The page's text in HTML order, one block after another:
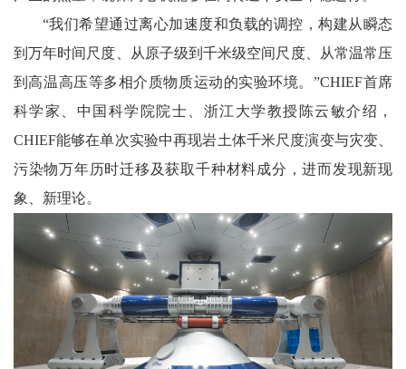
“我们希望通过离心加速度和负载的调控，构建从瞬态
到万年时间尺度、从原子级到千米级空间尺度、从常温常压
到高温高压等多相介质物质运动的实验环境。”CHIEF首席
科学家、中国科学院院士、浙江大学教授陈云敏介绍，
CHIEF能够在单次实验中再现岩土体千米尺度演变与灾变、
污染物万年历时迁移及获取千种材料成分，进而发现新现
象、新理论。